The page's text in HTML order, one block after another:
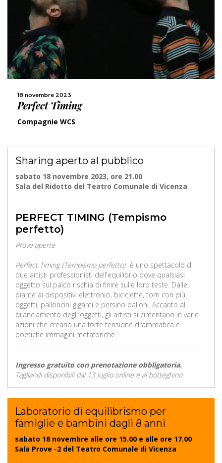
18 novembre 2023
Perfect Timing
Compagnie WCS
Sharing aperto al pubblico
sabato 18 novembre 2023, ore 21.00
Sala del Ridotto del Teatro Comunale di Vicenza
PERFECT TIMING (Tempismo
perfetto)
Prove aperte
Perfect Timing (Tempismo perfetto) è uno spettacolo di
due artisti professionisti dell'equilibrio dove qualsiasi
oggetto sul palco rischia di finire sulle loro teste. Dalle
piante ai dispositivi elettronici, biciclette, torri con più
oggetti, palloncini giganti e persino palloni. Accanto al
bilanciamento degli oggetti, gli artisti si cimentano in varie
azioni che creano una forte tensione drammatica e
poetiche immagini metaforiche.
Ingresso gratuito con prenotazione obbligatoria.
Tagliandi disponibili dal 13 luglio online e al botteghino.
Laboratorio di equilibrismo per
famiglie e bambini dagli 8 anni
sabato 18 novembre alle ore 15.00 e alle ore 17.00
Sala Prove -2 del Teatro Comunale di Vicenza